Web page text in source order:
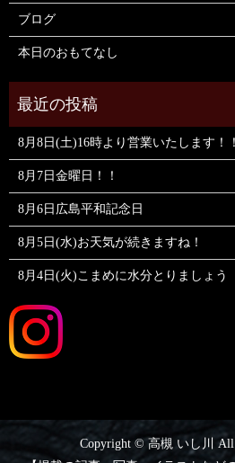
ブログ
本日のおもてなし
8月8日(土)16時より営業いたします！！
8月7日金曜日！！
8月6日広島平和記念日
8月5日(水)お天気が続きますね！
8月4日(火)こまめに水分とりましょう
Copyright © 高槻 いし川 All